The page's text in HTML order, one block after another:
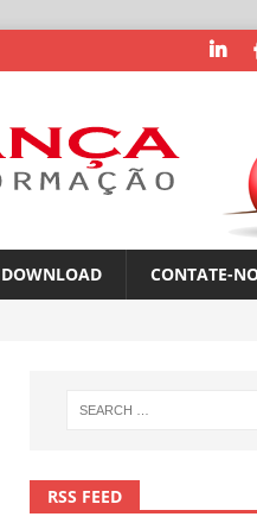
DOWNLOAD CONTATE-
RSS FEED